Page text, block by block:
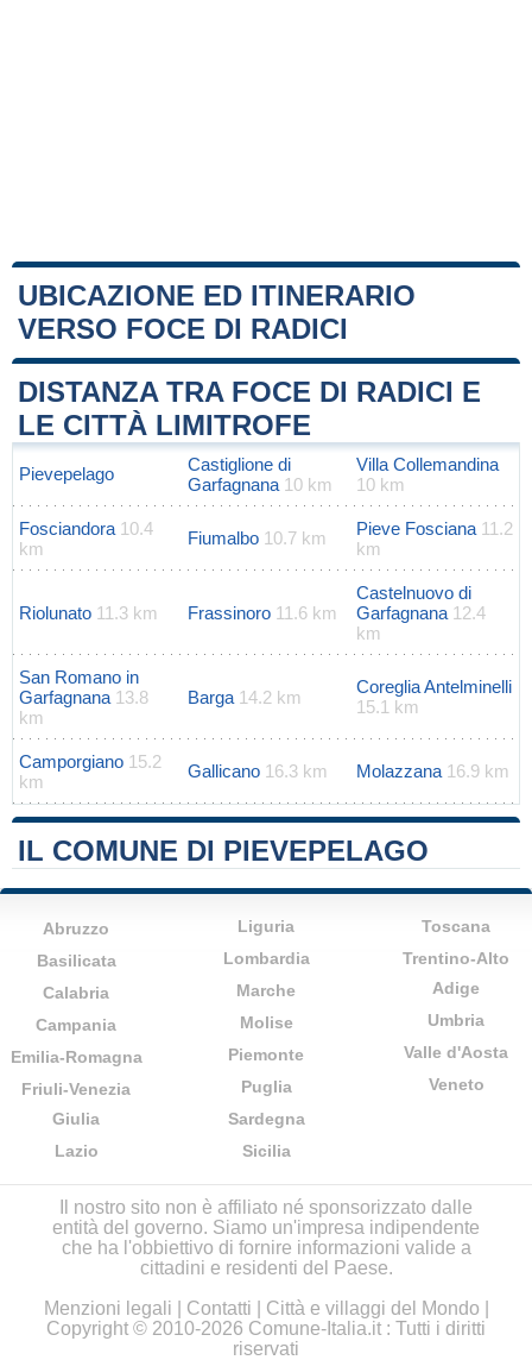
UBICAZIONE ED ITINERARIO
VERSO FOCE DI RADICI
+
−
Leaflet Map data ©OpenStreetMap
DISTANZA TRA FOCE DI RADICI E
LE CITTÀ LIMITROFE
Pievepelago
Castiglione di
Garfagnana 10 km
Villa Collemandina
10 km
Fosciandora 10.4
km
Fiumalbo 10.7 km Pieve Fosciana 11.2
km
Riolunato 11.3 km Frassinoro 11.6 km
Castelnuovo di
Garfagnana 12.4
km
San Romano in
Garfagnana 13.8
km
Barga 14.2 km
Coreglia Antelminelli
15.1 km
Camporgiano 15.2
km
Gallicano 16.3 km Molazzana 16.9 km
IL COMUNE DI PIEVEPELAGO
Abruzzo
Basilicata
Calabria
Campania
Emilia-Romagna
Friuli-Venezia
Giulia
Lazio
Liguria
Lombardia
Marche
Molise
Piemonte
Puglia
Sardegna
Sicilia
Toscana
Trentino-Alto
Adige
Umbria
Valle d'Aosta
Veneto
Il nostro sito non è affiliato né sponsorizzato dalle
entità del governo. Siamo un'impresa indipendente
che ha l'obbiettivo di fornire informazioni valide a
cittadini e residenti del Paese.
Menzioni legali
Contatti Città e villaggi del Mondo
Copyright © 2010-2026 Comune-Italia.it : Tutti i diritti
riservati